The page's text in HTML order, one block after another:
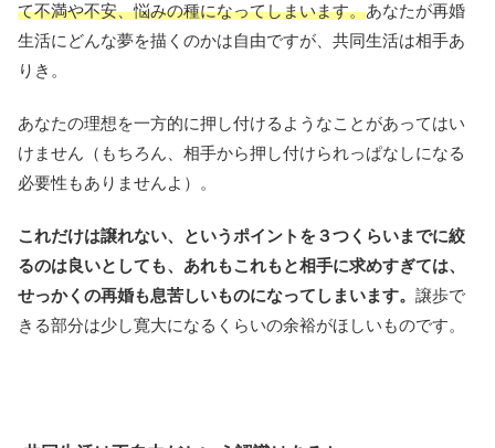
て不満や不安、悩みの種になってしまいます。あなたが再婚
生活にどんな夢を描くのかは自由ですが、共同生活は相手あ
りき。
あなたの理想を一方的に押し付けるようなことがあってはい
けません（もちろん、相手から押し付けられっぱなしになる
必要性もありませんよ）。
これだけは譲れない、というポイントを３つくらいまでに絞
るのは良いとしても、あれもこれもと相手に求めすぎては、
せっかくの再婚も息苦しいものになってしまいます。 譲歩で
きる部分は少し寛大になるくらいの余裕がほしいものです。